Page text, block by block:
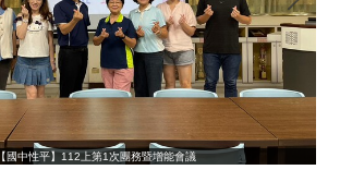
【國中性平】112上第1次團務暨增能會議